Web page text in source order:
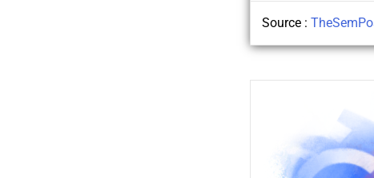
Source :